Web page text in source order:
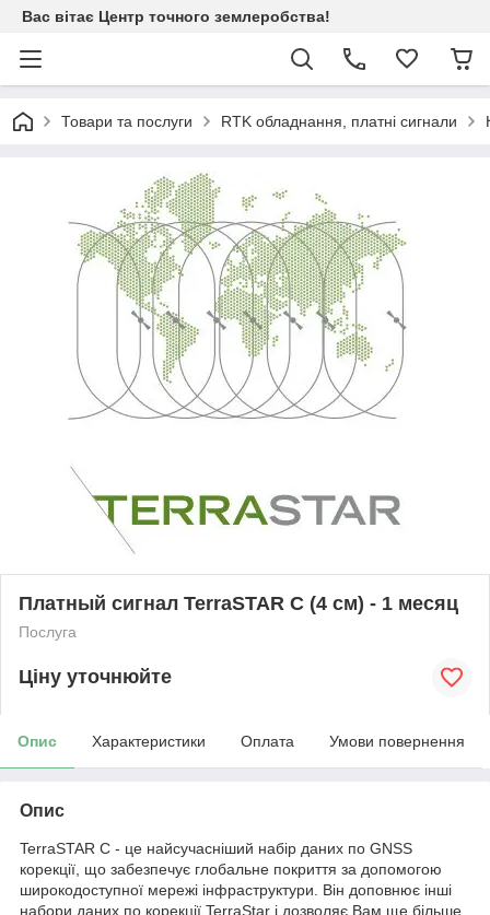
Вас вітає Центр точного землеробства!
Товари та послуги RTK обладнання, платні сигнали
Платный сигнал TerraSTAR C (4 см) - 1 месяц
Послуга
Ціну уточнюйте
Опис Характеристики Оплата Умови повернення
Опис
TerraSTAR C - це найсучасніший набір даних по GNSS
корекції, що забезпечує глобальне покриття за допомогою
широкодоступної мережі інфраструктури. Він доповнює інші
набори даних по корекції TerraStar і дозволяє Вам ще більше